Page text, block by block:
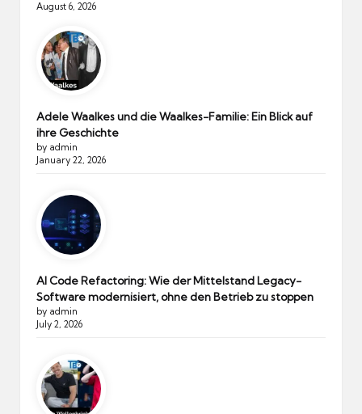
August 6, 2026
Adele Waalkes und die Waalkes-Familie: Ein Blick auf
ihre Geschichte
by admin
January 22, 2026
AI Code Refactoring: Wie der Mittelstand Legacy-
Software modernisiert, ohne den Betrieb zu stoppen
by admin
July 2, 2026